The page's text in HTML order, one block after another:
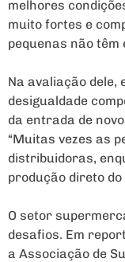
melhores
muito fortes e
pequenas não têm
Na avaliação
desigualdade
da entrada de
“Muitas vezes as
distribuidoras,
produção direto
O setor
desafios. Em
a Associação de